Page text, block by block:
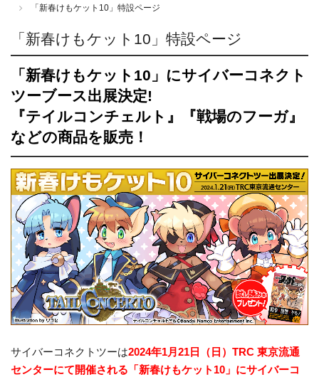
「新春けもケット10」特設ページ
「新春けもケット10」特設ページ
「新春けもケット10」にサイバーコネクト
ツーブース出展決定!
『テイルコンチェルト』『戦場のフーガ』
などの商品を販売！
サイバーコネクトツーは2024年1月21日（日）TRC 東京流通
センターにて開催される「新春けもケット10」にサイバーコ